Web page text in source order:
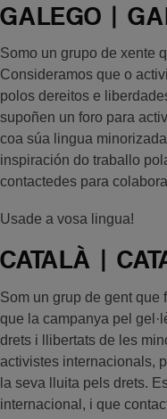
GALEGO |
Somo un grupo de xente
Consideramos que o
polos dereitos e
supoñen un foro para
coa súa lingua
inspiración do traballo
contactedes para
Usade a vosa lingua!
CATALÀ |
Som un grup de gent
que la campanya pel
drets i llibertats de les
activistes internacionals,
la seva lluita pels drets.
internacional, i que